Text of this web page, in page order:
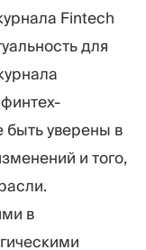
Fintech
для
уверены в
и того,
в